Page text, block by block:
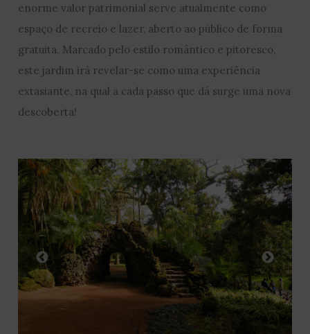
enorme valor patrimonial serve atualmente como
espaço de recreio e lazer, aberto ao público de forma
gratuita. Marcado pelo estilo romântico e pitoresco,
este jardim irá revelar-se como uma experiência
extasiante, na qual a cada passo que dá surge uma nova
descoberta!